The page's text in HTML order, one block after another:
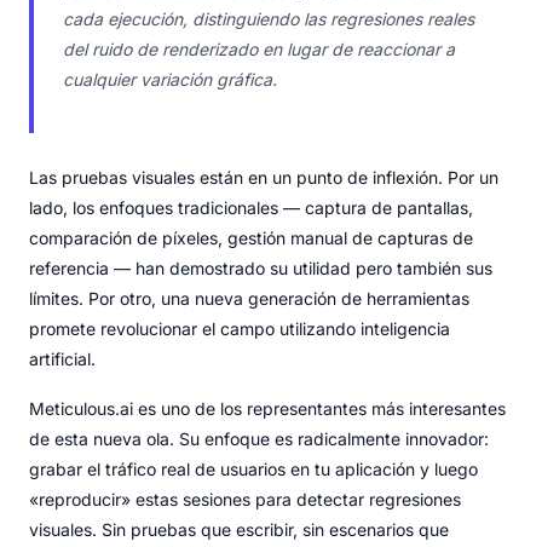
cada ejecución, distinguiendo las regresiones reales
del ruido de renderizado en lugar de reaccionar a
cualquier variación gráfica.
Las pruebas visuales están en un punto de inflexión. Por un
lado, los enfoques tradicionales — captura de pantallas,
comparación de píxeles, gestión manual de capturas de
referencia — han demostrado su utilidad pero también sus
límites. Por otro, una nueva generación de herramientas
promete revolucionar el campo utilizando inteligencia
artificial.
Meticulous.ai es uno de los representantes más interesantes
de esta nueva ola. Su enfoque es radicalmente innovador:
grabar el tráfico real de usuarios en tu aplicación y luego
«reproducir» estas sesiones para detectar regresiones
visuales. Sin pruebas que escribir, sin escenarios que